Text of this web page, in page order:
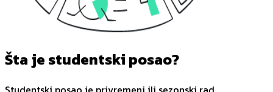
Šta je studentski posao?